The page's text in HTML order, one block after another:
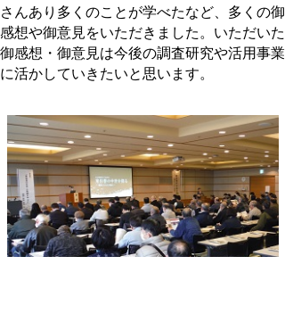
さんあり多くのことが学べたなど、多くの御
感想や御意見をいただきました。いただいた
御感想・御意見は今後の調査研究や活用事業
に活かしていきたいと思います。